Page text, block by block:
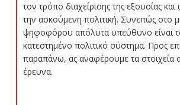
τον τρόπο διαχείρισης της εξουσίας
την ασκούμενη πολιτική. Συνεπώς στο
ψηφοφόρου απόλυτα υπεύθυνο είναι
κατεστημένο πολιτικό σύστημα. Προς
παραπάνω, ας αναφέρουμε τα στοιχεία
έρευνα.